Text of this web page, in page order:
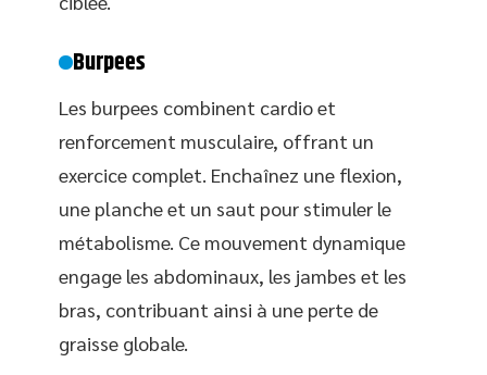
Burpees
Les burpees combinent cardio et
renforcement musculaire, offrant un
exercice complet. Enchaînez une flexion,
une planche et un saut pour stimuler le
métabolisme. Ce mouvement dynamique
engage les abdominaux, les jambes et les
bras, contribuant ainsi à une perte de
graisse globale.